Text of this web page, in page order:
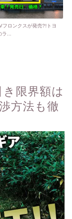
フロンクスが発売?!トヨ
ラ...
限界額は
方法も徹